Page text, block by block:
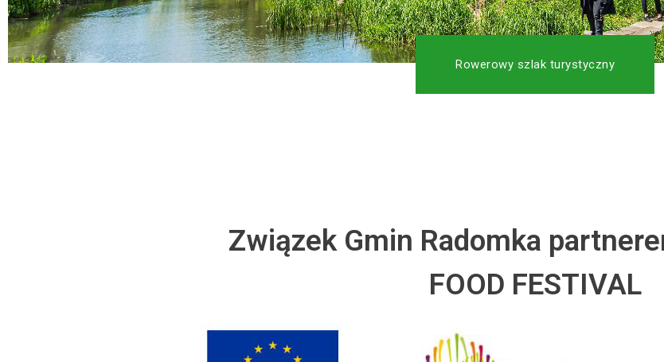
Rowerowy szlak turystyczny
Związek Gmin Radomka
FOOD FESTIVAL